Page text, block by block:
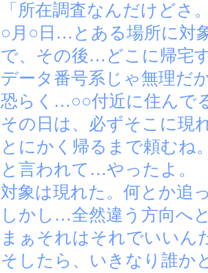
「所在調査なんだけどさ
○月○日…とある場所に対
で、その後…どこに帰宅
データ番号系じゃ無理だ
恐らく…○○付近に住んで
その日は、必ずそこに現
とにかく帰るまで頼むね
と言われて…やったよ。
対象は現れた。何とか追
しかし…全然違う方向へ
まぁそれはそれでいいん
そしたら、いきなり誰